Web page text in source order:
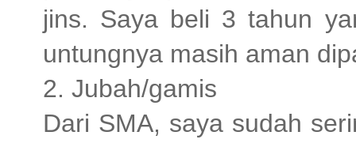
jins. Saya beli 3 tahun
untungnya masih aman
2. Jubah/gamis
Dari SMA, saya sudah